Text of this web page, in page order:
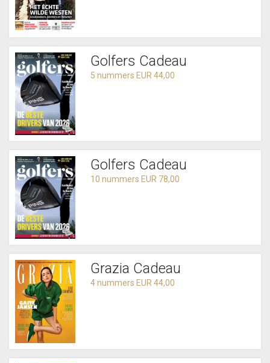
Golfers Cadeau
5 nummers EUR 44,00
Golfers Cadeau
10 nummers EUR 78,00
Grazia Cadeau
4 nummers EUR 44,00